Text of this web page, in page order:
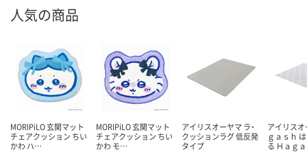
人気の商品
MORIPiLO 玄関マット
チェアクッション ちい
かわ ハ…
MORIPiLO 玄関マット
チェアクッション ちい
かわ モ…
アイリスオーヤマ ラ・
クッションラグ 低反発
タイプ
アイリス
ｇａｓｈ
る Ｈａｇ